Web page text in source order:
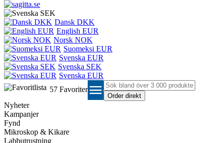
Dansk DKK
English EUR
Norsk NOK
Suomeksi EUR
Svenska EUR
Svenska SEK
Svenska EUR
57 Favoriter menu
Nyheter
Kampanjer
Fynd
Mikroskop & Kikare
Labbutrustning